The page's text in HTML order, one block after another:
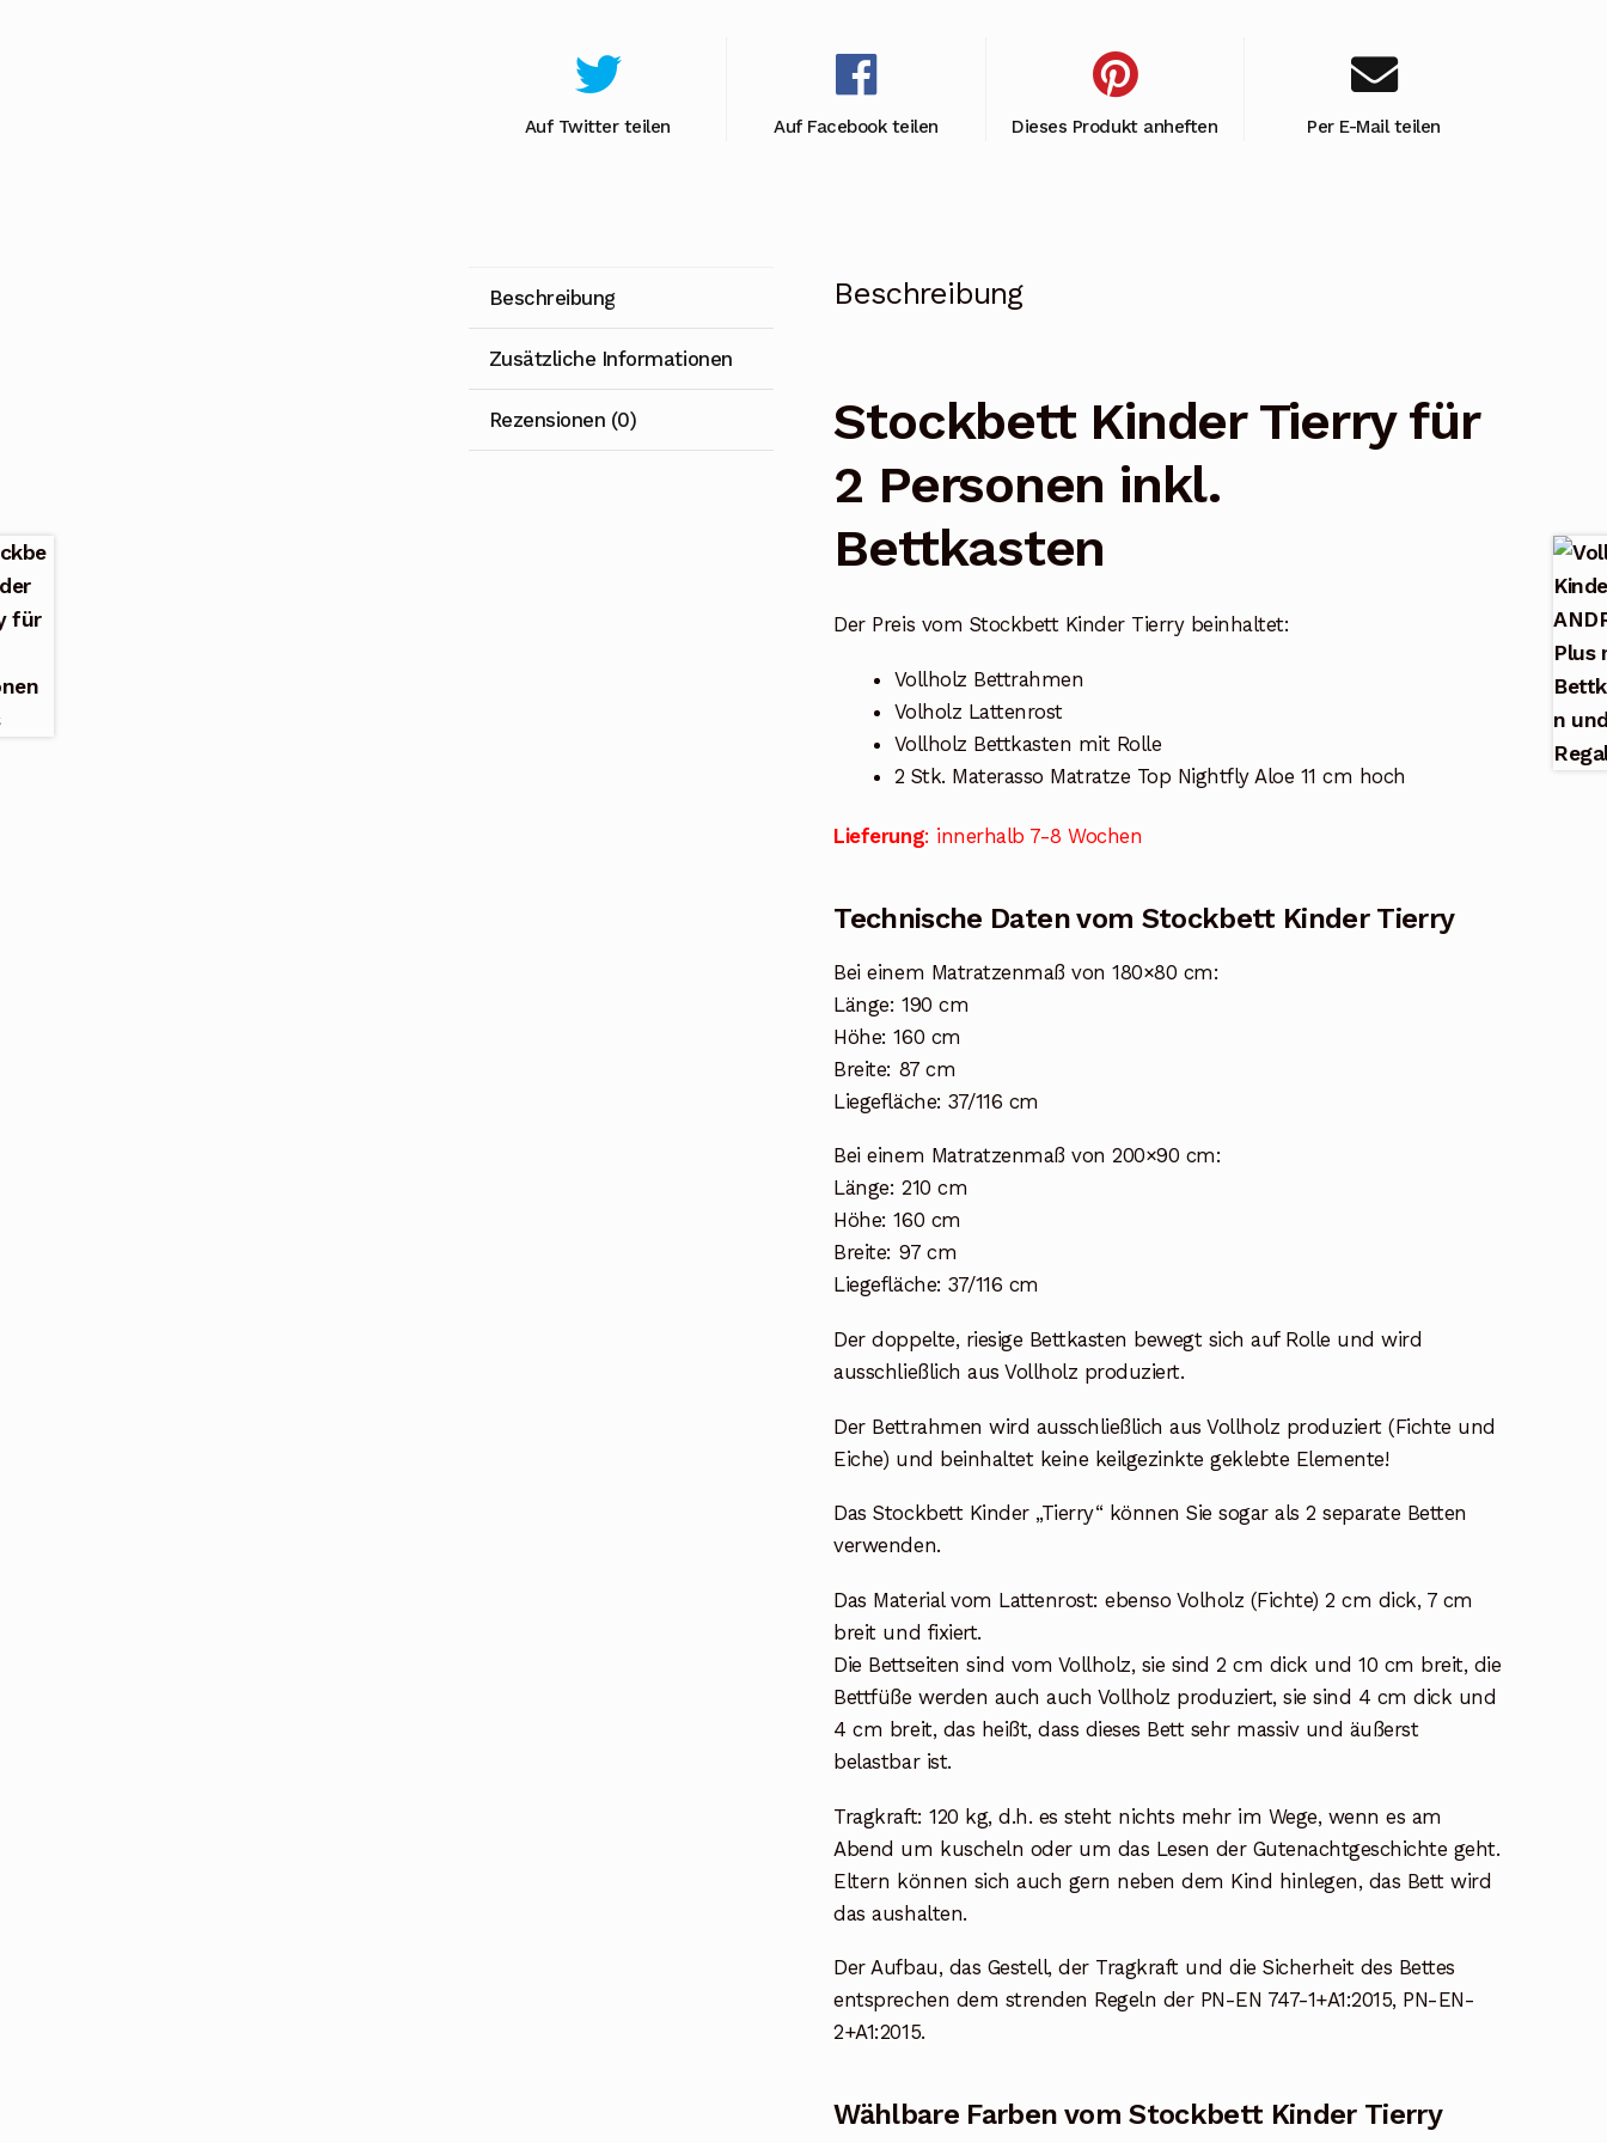
Auf Twitter teilen Auf Facebook teilen Dieses Produkt anheften Per E-Mail teilen
Beschreibung
Zusätzliche Informationen
Rezensionen (0)
Beschreibung
Stockbett Kinder Tierry für
2 Personen inkl.
Bettkasten
Der Preis vom Stockbett Kinder Tierry beinhaltet:
Vollholz Bettrahmen
Volholz Lattenrost
Vollholz Bettkasten mit Rolle
2 Stk. Materasso Matratze Top Nightfly Aloe 11 cm hoch
Lieferung: innerhalb 7-8 Wochen
Technische Daten vom Stockbett Kinder Tierry
Bei einem Matratzenmaß von 180×80 cm:
Länge: 190 cm
Höhe: 160 cm
Breite: 87 cm
Liegefläche: 37/116 cm
Bei einem Matratzenmaß von 200×90 cm:
Länge: 210 cm
Höhe: 160 cm
Breite: 97 cm
Liegefläche: 37/116 cm
Der doppelte, riesige Bettkasten bewegt sich auf Rolle und wird
ausschließlich aus Vollholz produziert.
Der Bettrahmen wird ausschließlich aus Vollholz produziert (Fichte und
Eiche) und beinhaltet keine keilgezinkte geklebte Elemente!
Das Stockbett Kinder „Tierry“ können Sie sogar als 2 separate Betten
verwenden.
Das Material vom Lattenrost: ebenso Volholz (Fichte) 2 cm dick, 7 cm
breit und fixiert.
Die Bettseiten sind vom Vollholz, sie sind 2 cm dick und 10 cm breit, die
Bettfüße werden auch auch Vollholz produziert, sie sind 4 cm dick und
4 cm breit, das heißt, dass dieses Bett sehr massiv und äußerst
belastbar ist.
Tragkraft: 120 kg, d.h. es steht nichts mehr im Wege, wenn es am
Abend um kuscheln oder um das Lesen der Gutenachtgeschichte geht.
Eltern können sich auch gern neben dem Kind hinlegen, das Bett wird
das aushalten.
Der Aufbau, das Gestell, der Tragkraft und die Sicherheit des Bettes
entsprechen dem strenden Regeln der PN-EN 747-1+A1:2015, PN-EN-
2+A1:2015.
Wählbare Farben vom Stockbett Kinder Tierry